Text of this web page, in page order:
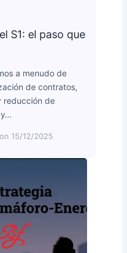
S1: el paso que
a menudo de
de contratos,
reducción de
on 15/12/2025